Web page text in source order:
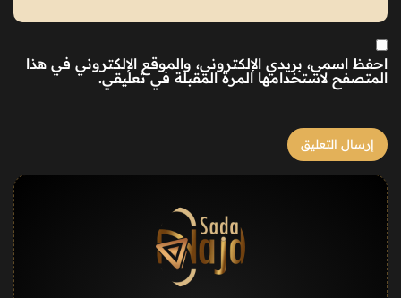
احفظ اسمي، بريدي الإلكتروني، والموقع الإلكتروني في هذا
المتصفح لاستخدامها المرة المقبلة في تعليقي.